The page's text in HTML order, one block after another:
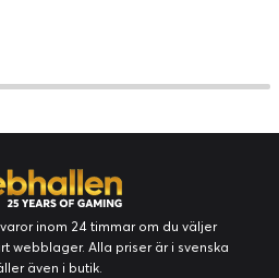
inom 24 timmar om du väljer
webblager. Alla priser är i svenska
även i butik.